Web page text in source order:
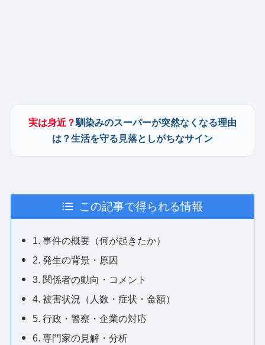
実は身近？馴染みのスーパーが突然なくなる理由
は？生活を守る見落としがちなサイン
この記事で得られる情報
1. 事件の概要（何が起きたか）
2. 発生の背景・原因
3. 関係者の動向・コメント
4. 被害状況（人数・症状・金額）
5. 行政・警察・企業の対応
6. 専門家の見解・分析